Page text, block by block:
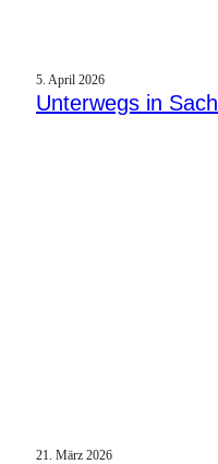
5. April 2026
Unterwegs in
21. März 2026